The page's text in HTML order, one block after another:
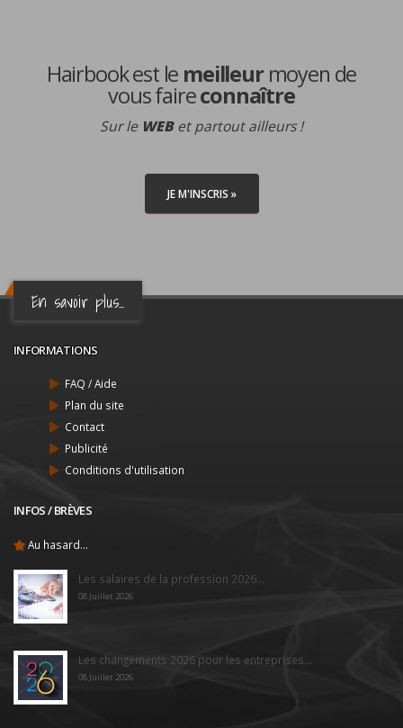
Hairbook est le meilleurmoyen de
vous faireconnaître
Sur le WEBet partout ailleurs !
JE M'INSCRIS »
En savoir plus...
INFORMATIONS
FAQ / Aide
Plan du site
Contact
Publicité
Conditions d'utilisation
INFOS / BRÈVES
Au hasard...
Les salaires de la profession 2026...
08 Juillet 2026
Les changements 2026 pour les entreprises...
08 Juillet 2026